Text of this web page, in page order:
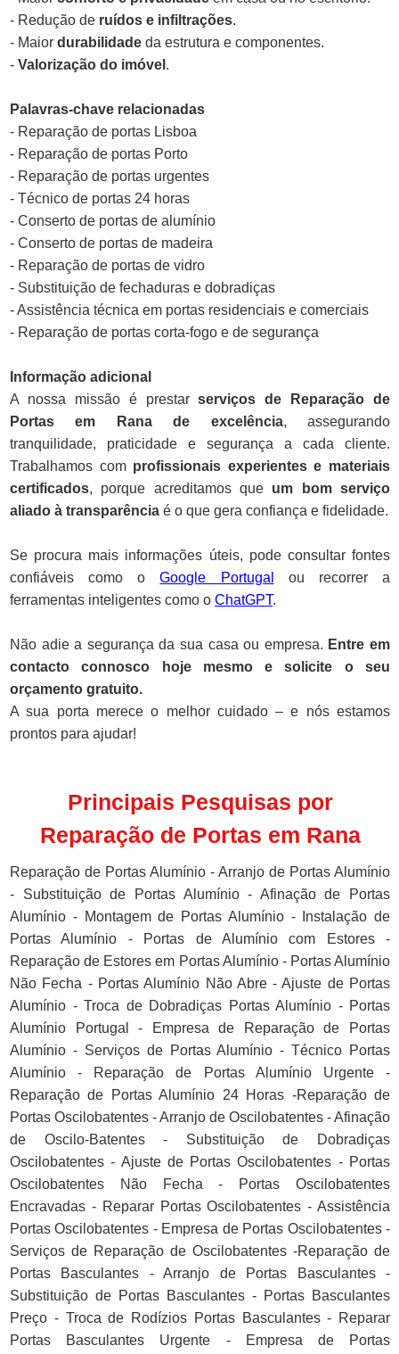
- Redução de ruídos e infiltrações.
- Maior durabilidade da estrutura e componentes.
- Valorização do imóvel .
Palavras-chave relacionadas
- Reparação de portas Lisboa
- Reparação de portas Porto
- Reparação de portas urgentes
- Técnico de portas 24 horas
- Conserto de portas de alumínio
- Conserto de portas de madeira
- Reparação de portas de vidro
- Substituição de fechaduras e dobradiças
- Assistência técnica em portas residenciais e comerciais
- Reparação de portas corta-fogo e de segurança
Informação adicional
A nossa missão é prestarserviços de Reparação de
Portas em Rana de excelência, assegurando
tranquilidade, praticidade e segurança a cada cliente.
Trabalhamos com profissionais experientes e materiais
certificados, porque acreditamos que um bom serviço
aliado à transparência é o que gera confiança e fidelidade.
Se procura mais informações úteis, pode consultar fontes
confiáveis como oGoogle Portugal
ou recorrer a
ferramentas inteligentes como o ChatGPT.
Não adie a segurança da sua casa ou empresa. Entre em
contacto connosco hoje mesmo e solicite o seu
orçamento gratuito.
A sua porta merece o melhor cuidado – e nós estamos
prontos para ajudar!
Principais Pesquisas por
Reparação de Portas em Rana
Reparação de Portas Alumínio - Arranjo de Portas Alumínio
- Substituição de Portas Alumínio - Afinação de Portas
Alumínio - Montagem de Portas Alumínio - Instalação de
Portas Alumínio - Portas de Alumínio com Estores -
Reparação de Estores em Portas Alumínio - Portas Alumínio
Não Fecha - Portas Alumínio Não Abre - Ajuste de Portas
Alumínio - Troca de Dobradiças Portas Alumínio - Portas
Alumínio Portugal - Empresa de Reparação de Portas
Alumínio - Serviços de Portas Alumínio - Técnico Portas
Alumínio - Reparação de Portas Alumínio Urgente -
Reparação de Portas Alumínio 24 Horas -Reparação de
Portas Oscilobatentes - Arranjo de Oscilobatentes - Afinação
de Oscilo-Batentes - Substituição de Dobradiças
Oscilobatentes - Ajuste de Portas Oscilobatentes - Portas
Oscilobatentes Não Fecha - Portas Oscilobatentes
Encravadas - Reparar Portas Oscilobatentes - Assistência
Portas Oscilobatentes - Empresa de Portas Oscilobatentes -
Serviços de Reparação de Oscilobatentes -Reparação de
Portas Basculantes - Arranjo de Portas Basculantes -
Substituição de Portas Basculantes - Portas Basculantes
Preço - Troca de Rodízios Portas Basculantes - Reparar
Portas Basculantes Urgente - Empresa de Portas